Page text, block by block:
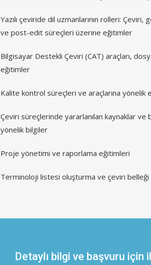
Yazılı çeviride dil uzmanlarının rolleri:
ve post-edit süreçleri üzerine eğitimler
Bilgisayar Destekli Çeviri (CAT) araçları,
eğitimler
Kalite kontrol süreçleri ve araçlarına yönelik
Çeviri süreçlerinde yararlanılan kaynaklar
yönelik bilgiler
Proje yönetimi ve raporlama eğitimleri
Terminoloji listesi oluşturma ve çeviri
Detaylı bilgi ve başvuru için